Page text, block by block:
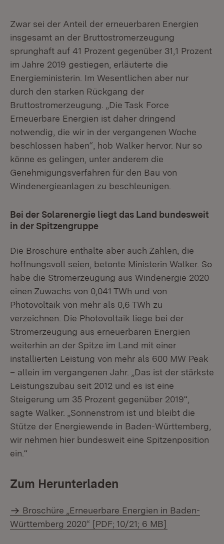
Zwar sei der Anteil der erneuerbaren Energien
insgesamt an der Bruttostromerzeugung
sprunghaft auf 41 Prozent gegenüber 31,1 Prozent
im Jahre 2019 gestiegen, erläuterte die
Energieministerin. Im Wesentlichen aber nur
durch den starken Rückgang der
Bruttostromerzeugung. „Die Task Force
Erneuerbare Energien ist daher dringend
notwendig, die wir in der vergangenen Woche
beschlossen haben“, hob Walker hervor. Nur so
könne es gelingen, unter anderem die
Genehmigungsverfahren für den Bau von
Windenergieanlagen zu beschleunigen.
Bei der Solarenergie liegt das Land bundesweit
in der Spitzengruppe
Die Broschüre enthalte aber auch Zahlen, die
hoffnungsvoll seien, betonte Ministerin Walker. So
habe die Stromerzeugung aus Windenergie 2020
einen Zuwachs von 0,041 TWh und von
Photovoltaik von mehr als 0,6 TWh zu
verzeichnen. Die Photovoltaik liege bei der
Stromerzeugung aus erneuerbaren Energien
weiterhin an der Spitze im Land mit einer
installierten Leistung von mehr als 600 MW Peak
– allein im vergangenen Jahr. „Das ist der stärkste
Leistungszubau seit 2012 und es ist eine
Steigerung um 35 Prozent gegenüber 2019“,
sagte Walker. „Sonnenstrom ist und bleibt die
Stütze der Energiewende in Baden-Württemberg,
wir nehmen hier bundesweit eine Spitzenposition
ein.“
Zum Herunterladen
Broschüre „Erneuerbare Energien in Baden-
Württemberg 2020“ [PDF; 10/21; 6 MB]